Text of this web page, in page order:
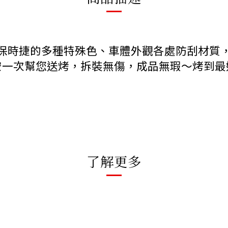
時捷的多種特殊色、車體外觀各處防刮材質
次幫您送烤，拆裝無傷，成品無瑕～烤到
了解更多